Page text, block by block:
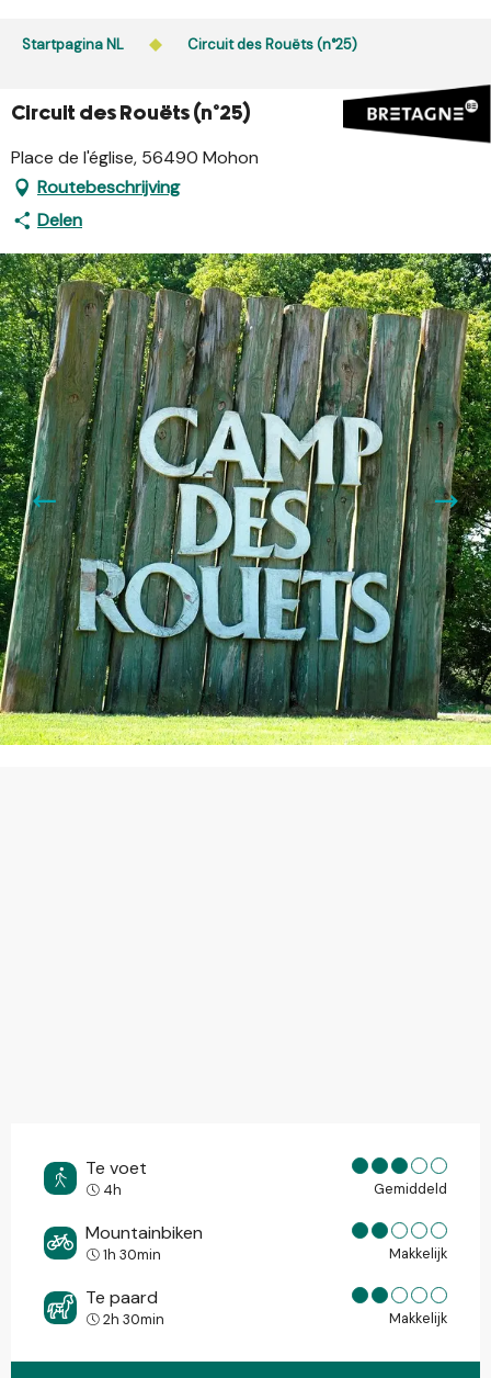
Startpagina NL Circuit des Rouëts (n°25)
Circuit des Rouëts (n°25)
Place de l'église, 56490 Mohon
Routebeschrijving
Delen
Te voet
4h Gemiddeld
Mountainbiken
1h 30min Makkelijk
Te paard
2h 30min Makkelijk